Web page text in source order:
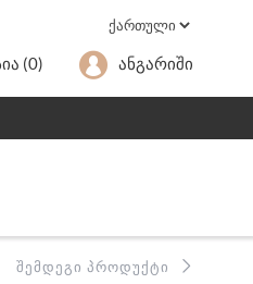
(0) Ანგარიში
ᲨᲔᲛᲓᲔᲒᲘ ᲞᲠᲝᲓᲣᲥᲢᲘ